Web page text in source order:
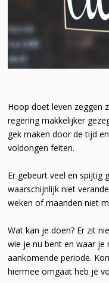
Hoop doet leven zeggen
regering makkelijker
gek maken door de tijd
voldongen feiten.
Er gebeurt veel en spijtig
waarschijnlijk niet
weken of maanden niet
Wat kan je doen? Er zit
wie je nu bent en waar je
aankomende periode.
hiermee omgaat heb je